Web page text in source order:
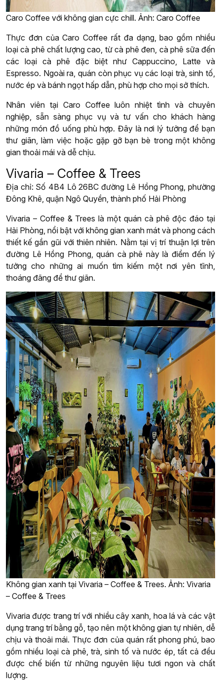
Caro Coffee với không gian cực chill. Ảnh: Caro Coffee
Thực đơn của Caro Coffee rất đa dạng, bao gồm nhiều
loại cà phê chất lượng cao, từ cà phê đen, cà phê sữa đến
các loại cà phê đặc biệt như Cappuccino, Latte và
Espresso. Ngoài ra, quán còn phục vụ các loại trà, sinh tố,
nước ép và bánh ngọt hấp dẫn, phù hợp cho mọi sở thích.
Nhân viên tại Caro Coffee luôn nhiệt tình và chuyên
nghiệp, sẵn sàng phục vụ và tư vấn cho khách hàng
những món đồ uống phù hợp. Đây là nơi lý tưởng để bạn
thư giãn, làm việc hoặc gặp gỡ bạn bè trong một không
gian thoải mái và dễ chịu.
Vivaria – Coffee & Trees
Địa chỉ: Số 4B4 Lô 26BC đường Lê Hồng Phong, phường
Đông Khê, quận Ngô Quyền, thành phố Hải Phòng
Vivaria – Coffee & Trees là một quán cà phê độc đáo tại
Hải Phòng, nổi bật với không gian xanh mát và phong cách
thiết kế gần gũi với thiên nhiên. Nằm tại vị trí thuận lợi trên
đường Lê Hồng Phong, quán cà phê này là điểm đến lý
tưởng cho những ai muốn tìm kiếm một nơi yên tĩnh,
thoáng đãng để thư giãn.
Không gian xanh tại Vivaria – Coffee & Trees. Ảnh: Vivaria
– Coffee & Trees
Vivaria được trang trí với nhiều cây xanh, hoa lá và các vật
dụng trang trí bằng gỗ, tạo nên một không gian tự nhiên, dễ
chịu và thoải mái. Thực đơn của quán rất phong phú, bao
gồm nhiều loại cà phê, trà, sinh tố và nước ép, tất cả đều
được chế biến từ những nguyên liệu tươi ngon và chất
lượng.